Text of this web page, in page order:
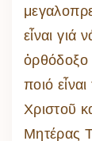
εἶναι γιά
ὀρθόδοξο
ποιό
Χριστοῦ
Μητέρας